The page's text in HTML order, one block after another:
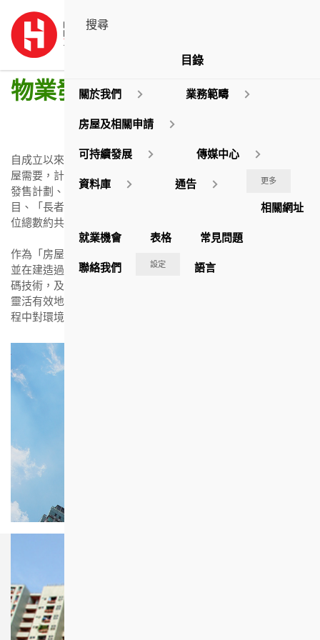
物業發展
自成立以來，房協發展多項房屋計劃，致力滿足不同階層的住
屋需要，計有出租屋邨、郊區公共房屋、市區改善計劃、住宅
發售計劃、夾心階層住屋計劃、巿值發展項目、巿區重建項
目、「長者安居樂」住屋計劃、雋悦及資助出售房屋項目，單
位總數約共74,000多個。
作為「房屋實驗室」，房協致力實踐建築施工和管理數碼化，
並在建造過程中採用創新技術。於建築設計和施工監督運用數
碼技術，及組裝合成建築是兩個互相融合的技術趨勢，將有助
靈活有效地管理項目、提高工人安全和施工效率，降低施工過
程中對環境的影響。
目錄
關於我們 業務範疇
房屋及相關申請
可持續發展 傳媒中心
資料庫 通告 更多
相關網址
就業機會 表格 常見問題
聯絡我們 設定 語言